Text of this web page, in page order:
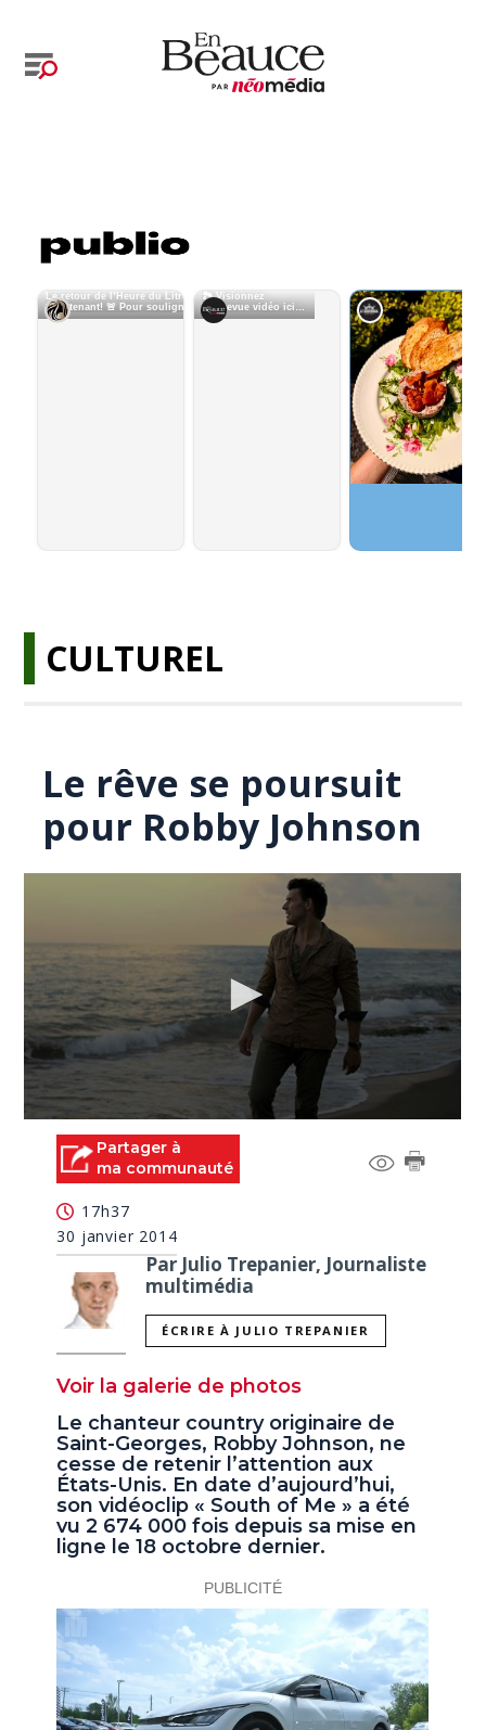
CULTUREL
Le rêve se poursuit
pour Robby Johnson
seconds Partager à
ma communauté
17h37
30 janvier 2014
Par Julio Trepanier, Journaliste
multimédia
ÉCRIRE À JULIO TREPANIER
Voir la galerie de photos
Le chanteur country originaire de
Saint-Georges, Robby Johnson, ne
cesse de retenir l’attention aux
États-Unis. En date d’aujourd’hui,
son vidéoclip « South of Me » a été
vu 2 674 000 fois depuis sa mise en
ligne le 18 octobre dernier.